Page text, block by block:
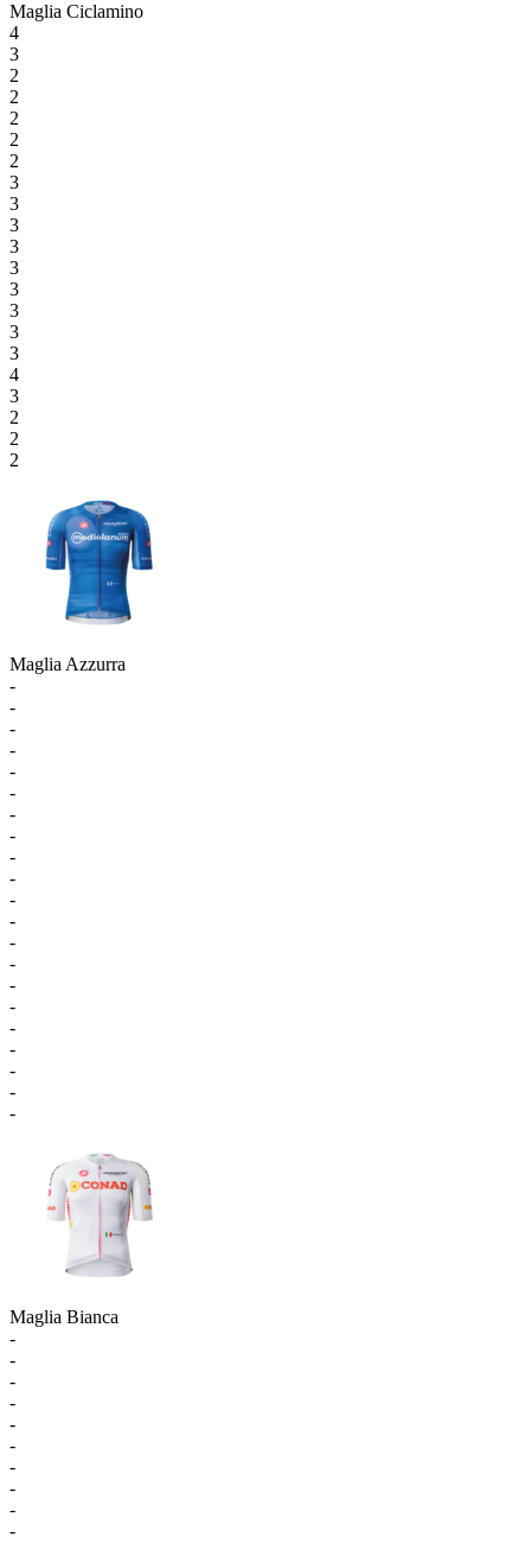
Maglia Ciclamino
4
3
2
2
2
2
2
3
3
3
3
3
3
3
3
3
4
3
2
2
2
Maglia Azzurra
-
-
-
-
-
-
-
-
-
-
-
-
-
-
-
-
-
-
-
-
-
Maglia Bianca
-
-
-
-
-
-
-
-
-
-